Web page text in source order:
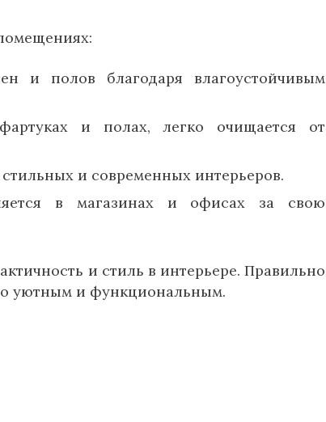
и полов благодаря влагоустойчивым
и полах, легко очищается от
и современных интерьеров.
в магазинах и офисах за свою
и стиль в интерьере. Правильно
уютным и функциональным.